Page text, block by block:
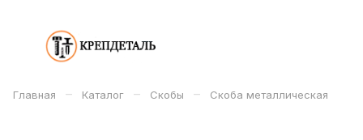
Главная – Каталог – Скобы – Скоба металлическая